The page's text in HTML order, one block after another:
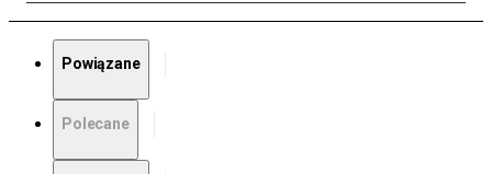
Powiązane
Polecane